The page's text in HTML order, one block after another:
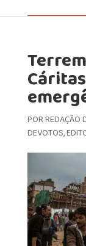
PORREDAÇÃO
DEVOTOS,